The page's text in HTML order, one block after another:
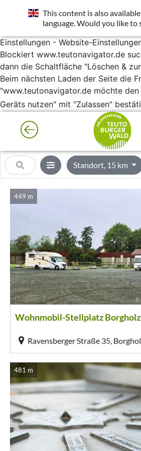
benötigt um bessere Ergebnisse in
Einstellungen - Website-
Blockiert www.teutonavigator.de
dann die Schaltfläche "Löschen &
Beim nächsten Laden der Seite die
"www.teutonavigator.de möchte
Geräts nutzen" mit "Zulassen"
Standort, 15 km
©
449 m
Ravensberger Straße 35,
481 m
This content is also
language. Would you like to